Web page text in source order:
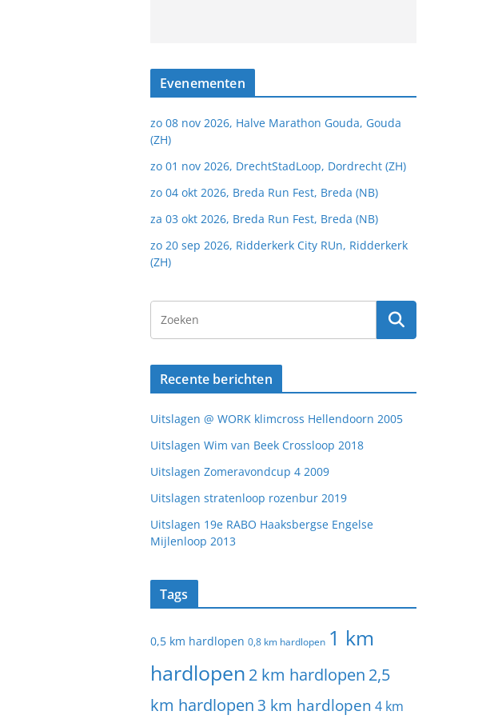
Evenementen
zo 08 nov 2026, Halve Marathon Gouda, Gouda
(ZH)
zo 01 nov 2026, DrechtStadLoop, Dordrecht (ZH)
zo 04 okt 2026, Breda Run Fest, Breda (NB)
za 03 okt 2026, Breda Run Fest, Breda (NB)
zo 20 sep 2026, Ridderkerk City RUn, Ridderkerk
(ZH)
Recente berichten
Uitslagen @ WORK klimcross Hellendoorn 2005
Uitslagen Wim van Beek Crossloop 2018
Uitslagen Zomeravondcup 4 2009
Uitslagen stratenloop rozenbur 2019
Uitslagen 19e RABO Haaksbergse Engelse
Mijlenloop 2013
Tags
0,5 km hardlopen 0,8 km hardlopen 1 km
hardlopen 2 km hardlopen 2,5
km hardlopen 3 km hardlopen 4 km